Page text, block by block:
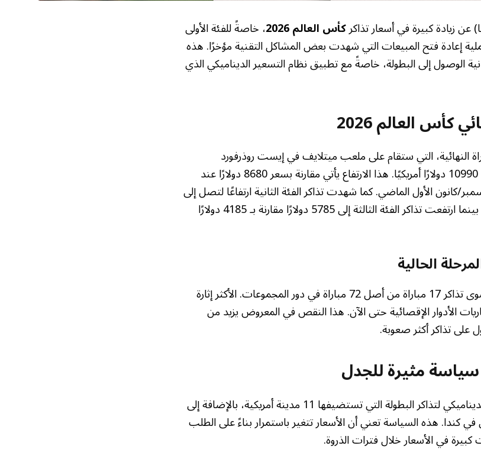
عن زيادة كبيرة في أسعار تذاكركأس العالم 2026 ، خاصةً للفئة الأولى
إعادة فتح المبيعات التي شهدت بعض المشاكل التقنية مؤخرًا. هذه
الوصول إلى البطولة، خاصةً مع تطبيق نظام التسعير الديناميكي الذي
كأس العالم 2026
النهائية، التي ستقام على ملعب ميتلايف في إيست روذرفورد
بنيوجيرسي في 19 يوليو/تموز، إلى 10990 دولارًا أمريكيًا. هذا الارتفاع يأتي مقارنة بسعر 8680 دولارًا عند
كانون الأول الماضي. كما شهدت تذاكر الفئة الثانية ارتفاعًا لتصل إلى
7380 دولارًا بدلاً من 5575 دولارًا، بينما ارتفعت تذاكر الفئة الثالثة إلى 5785 دولارًا مقارنة بـ 4185 دولارًا
الحالية
حتى مساء الأربعاء، لم يتم إدراج سوى تذاكر 17 مباراة من أصل 72 مباراة في دور المجموعات. الأكثر إثارة
الأدوار الإقصائية حتى الآن. هذا النقص في المعروض يزيد من
تذاكر أكثر صعوبة.
سياسة مثيرة للجدل
يعتمد فيفا على سياسة التسعير الديناميكي لتذاكر البطولة التي تستضيفها 11 مدينة أمريكية، بالإضافة إلى
هذه السياسة تعني أن الأسعار تتغير باستمرار بناءً على الطلب
في الأسعار خلال فترات الذروة.